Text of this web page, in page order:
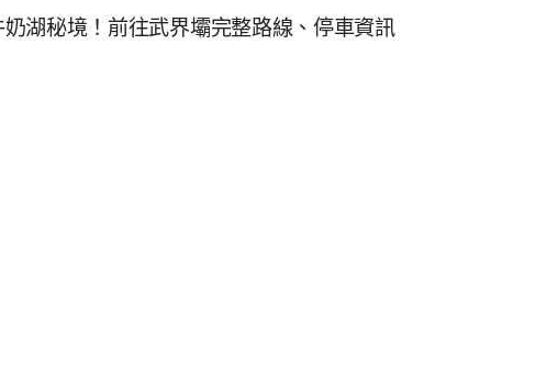
湖秘境！前往武界壩完整路線、停車資訊